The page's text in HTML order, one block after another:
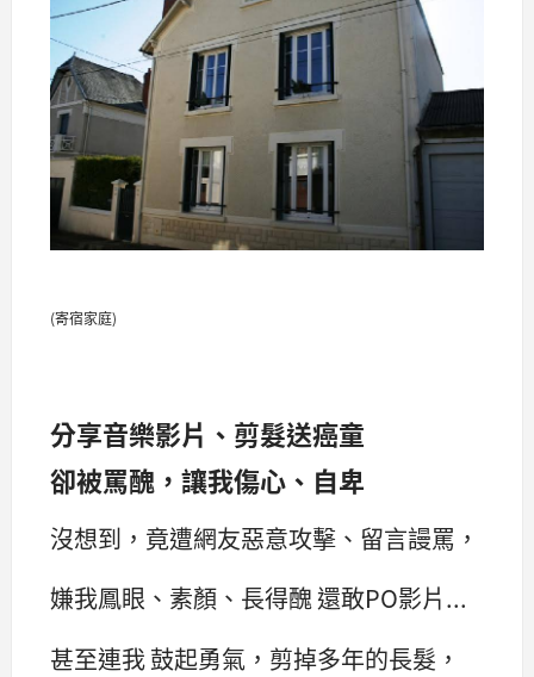
(寄宿家庭)
分享音樂影片、剪髮送癌童
卻被罵醜，讓我傷心、自卑
沒想到，竟遭網友惡意攻擊、留言謾罵，
嫌我鳳眼、素顏、長得醜 還敢PO影片...
甚至連我 鼓起勇氣，剪掉多年的長髮，